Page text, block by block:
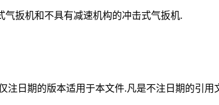
扳机和不具有减速机构的冲击式气扳机.
日期的版本适用于本文件.凡是不注日期的引